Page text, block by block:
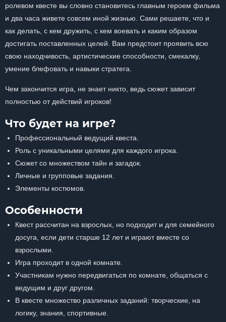
ролевом квесте вы словно становитесь главным героем фильма
и два часа живете совсем иной жизнью. Сами решаете, что и
как делать, с кем дружить, с кем воевать и каким образом
достигать поставленных целей. Вам предстоит проявить всю
свою находчивость, артистические способности, смекалку,
умение блефовать и навыки стратега.
Чем закончится игра, не знает никто, ведь сюжет зависит
полностью от действий игроков!
Что будет на игре?
Профессиональный ведущий квеста.
Роль с уникальными целями для каждого игрока.
Сюжет со множеством тайн и загадок.
Личные и групповые задания.
Элементы костюмов.
Особенности
Квест рассчитан на взрослых, но подходит и для семейного
досуга, если дети старше 12 лет и играют вместе со
взрослыми.
Игра проходит в одной комнате.
Участникам нужно передвигаться по комнате, общаться с
ведущим и друг другом.
В квесте множество различных заданий: творческие, на
логику, знания, спортивные.